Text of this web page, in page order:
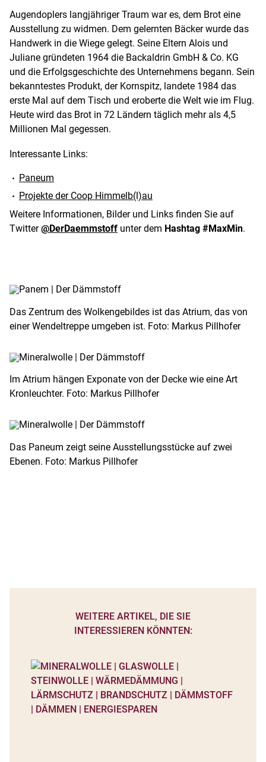
Augendoplers langjähriger Traum war es, dem Brot eine
Ausstellung zu widmen. Dem gelernten Bäcker wurde das
Handwerk in die Wiege gelegt. Seine Eltern Alois und
Juliane gründeten 1964 die Backaldrin GmbH & Co. KG
und die Erfolgsgeschichte des Unternehmens begann. Sein
bekanntestes Produkt, der Kornspitz, landete 1984 das
erste Mal auf dem Tisch und eroberte die Welt wie im Flug.
Heute wird das Brot in 72 Ländern täglich mehr als 4,5
Millionen Mal gegessen.
Interessante Links:
Paneum
Projekte der Coop Himmelb(l)au
Weitere Informationen, Bilder und Links finden Sie auf
Twitter@DerDaemmstoff unter dem Hashtag #MaxMin.
Das Zentrum des Wolkengebildes ist das Atrium, das von
einer Wendeltreppe umgeben ist. Foto: Markus Pillhofer
Im Atrium hängen Exponate von der Decke wie eine Art
Kronleuchter. Foto: Markus Pillhofer
Das Paneum zeigt seine Ausstellungsstücke auf zwei
Ebenen. Foto: Markus Pillhofer
WEITERE ARTIKEL, DIE SIE
INTERESSIEREN KÖNNTEN: